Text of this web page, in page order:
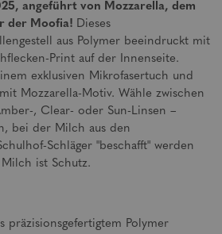
angeführt von Mozzarella, dem
der Moofia! Dieses
aus Polymer beeindruckt mit
Print auf der Innenseite.
exklusiven Mikrofasertuch und
Mozzarella-Motiv. Wähle zwischen
, Clear- oder Sun-Linsen –
bei der Milch aus den
Schläger "beschafft" werden
ist Schutz.
präzisionsgefertigtem Polymer